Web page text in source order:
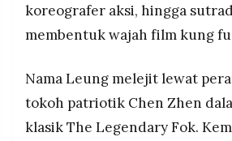
koreografer aksi, hingga
membentuk wajah film kung
Nama Leung melejit lewat
tokoh patriotik Chen Zhen
klasik The Legendary Fok.